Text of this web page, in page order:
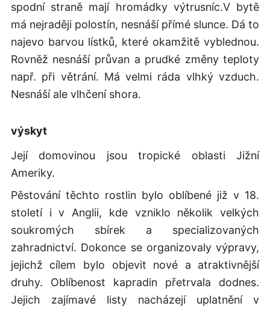
spodní straně mají hromádky výtrusníc.V bytě
má nejraději polostín, nesnáší přímé slunce. Dá to
najevo barvou lístků, které okamžitě vyblednou.
Rovněž nesnáší průvan a prudké změny teploty
např. při větrání. Má velmi ráda vlhký vzduch.
Nesnáší ale vlhčení shora.
výskyt
Její domovinou jsou tropické oblasti Jižní
Ameriky.
Pěstování těchto rostlin bylo oblíbené již v 18.
století i v Anglii, kde vzniklo několik velkých
soukromých sbírek a specializovaných
zahradnictví. Dokonce se organizovaly výpravy,
jejichž cílem bylo objevit nové a atraktivnější
druhy. Oblíbenost kapradin přetrvala dodnes.
Jejich zajímavé listy nacházejí uplatnění v